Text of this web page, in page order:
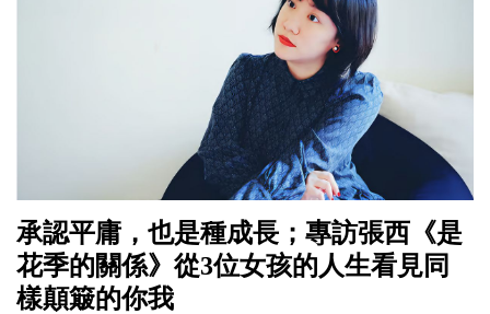
承認平庸，也是種成長；專訪張西《是
花季的關係》從3位女孩的人生看見同
樣顛簸的你我